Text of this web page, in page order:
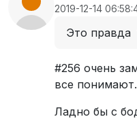
2019-12-14
Это правда
#256 очень
все
Ладно бы с